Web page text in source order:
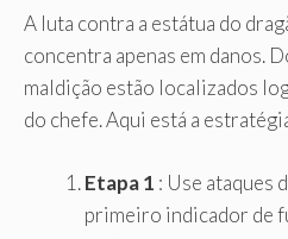
A luta contra a estátua do
concentra apenas em danos.
maldição estão localizados
do chefe. Aqui está a
Etapa 1 : Use ataques
primeiro indicador de